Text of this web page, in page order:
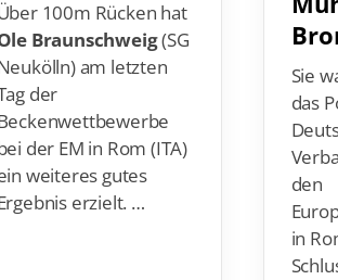
100m Rücken hat
Braunschweig(SG
am letzten
der
der EM in Rom (ITA)
weiteres gutes
erzielt. …
Sie
das
den
in